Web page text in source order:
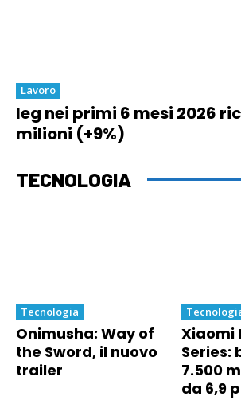
Lavoro
Ieg nei primi 6 mesi 2026
milioni (+9%)
TECNOLOGIA
Tecnologia
Onimusha: Way of
the Sword, il nuovo
trailer
Xiaomi
Series:
7.500
da 6,9